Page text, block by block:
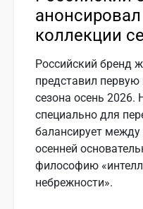
коллекции
Российский бренд
представил
сезона осень 2026.
специально для
балансирует между
осенней
философию
небрежности».